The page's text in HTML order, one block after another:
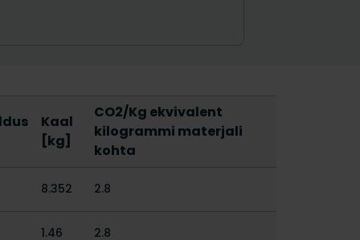
Kaal
[kg]
CO2/Kg ekvivalent
kilogrammi materjali
kohta
8.352 2.8
1.46 2.8